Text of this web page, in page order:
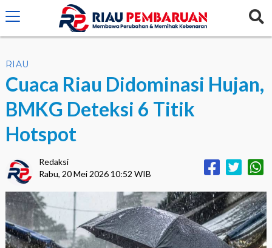
crossorigin="anonymous">
RIAU
Cuaca Riau Didominasi Hujan,
BMKG Deteksi 6 Titik
Hotspot
Redaksi
Rabu, 20 Mei 2026 10:52 WIB